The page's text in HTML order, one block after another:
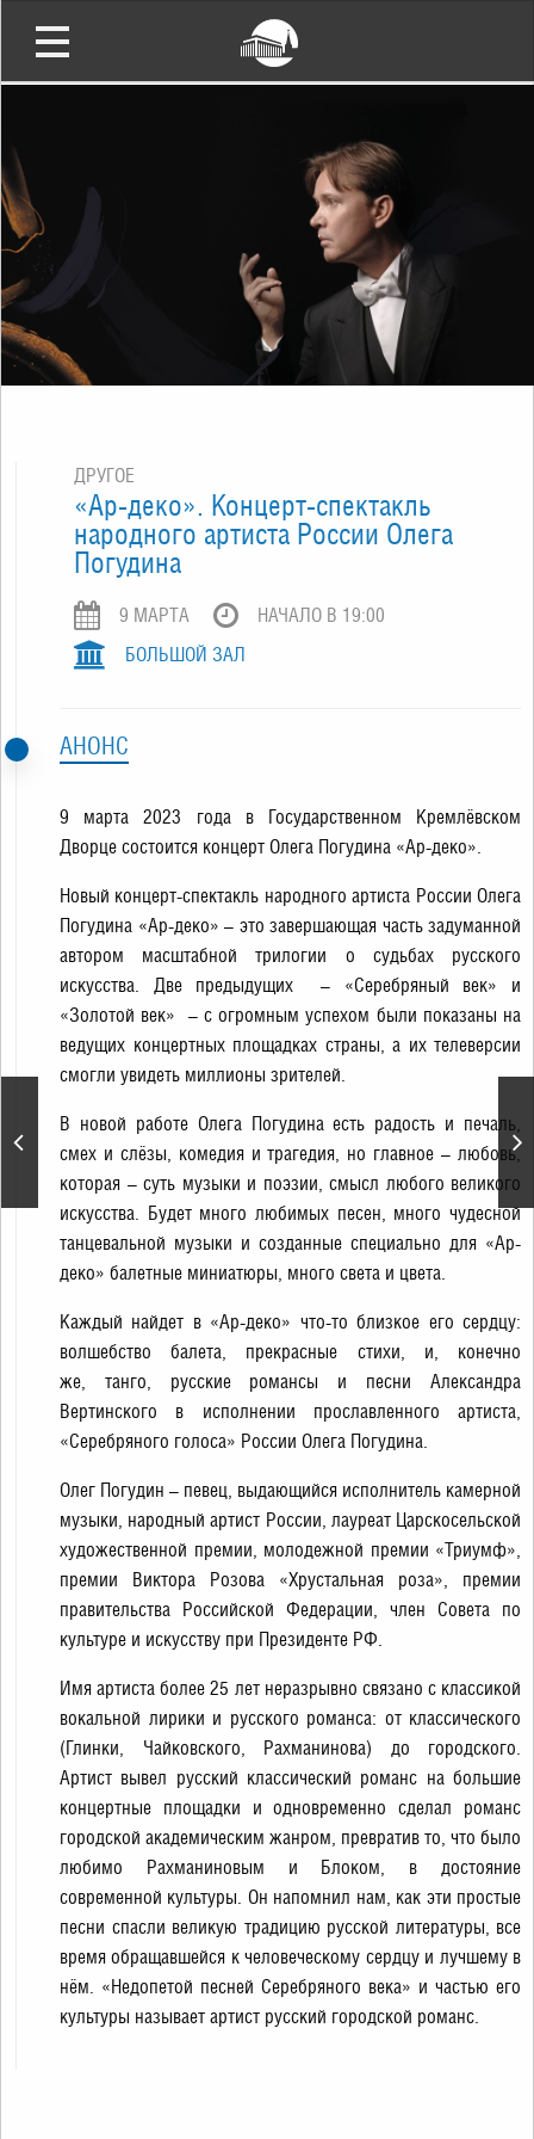
исполнении струнного
оркестра «Hard Rock
Orchestra»
ДРУГОЕ
«Ар-деко». Концерт-спектакль
народного артиста России Олега
Погудина
9 МАРТA
НАЧАЛО В 19:00
БОЛЬШОЙ ЗАЛ
АНОНС
9 марта 2023 года в Государственном Кремлёвском
Дворце состоится концерт Олега Погудина «Ар-деко».
Новый концерт-спектакль народного артиста России Олега
Погудина «Ар-деко» – это завершающая часть задуманной
автором масштабной трилогии о судьбах русского
искусства. Две предыдущих – «Серебряный век» и
«Золотой век» – с огромным успехом были показаны на
ведущих концертных площадках страны, а их телеверсии
смогли увидеть миллионы зрителей.
В новой работе Олега Погудина есть радость и печаль,
смех и слёзы, комедия и трагедия, но главное – любовь,
которая – суть музыки и поэзии, смысл любого великого
искусства. Будет много любимых песен, много чудесной
танцевальной музыки и созданные специально для «Ар-
деко» балетные миниатюры, много света и цвета.
Каждый найдет в «Ар-деко» что-то близкое его сердцу:
волшебство балета, прекрасные стихи, и, конечно
же, танго, русские романсы и песни Александра
Вертинского в исполнении прославленного артиста,
«Серебряного голоса» России Олега Погудина.
Олег Погудин – певец, выдающийся исполнитель камерной
музыки, народный артист России, лауреат Царскосельской
художественной премии, молодежной премии «Триумф»,
премии Виктора Розова «Хрустальная роза», премии
правительства Российской Федерации, член Совета по
культуре и искусству при Президенте РФ.
Имя артиста более 25 лет неразрывно связано с классикой
вокальной лирики и русского романса: от классического
(Глинки, Чайковского, Рахманинова) до городского.
Артист вывел русский классический романс на большие
концертные площадки и одновременно сделал романс
городской академическим жанром, превратив то, что было
любимо Рахманиновым и Блоком, в достояние
современной культуры. Он напомнил нам, как эти простые
песни спасли великую традицию русской литературы, все
время обращавшейся к человеческому сердцу и лучшему в
нём. «Недопетой песней Серебряного века» и частью его
культуры называет артист русский городской романс.